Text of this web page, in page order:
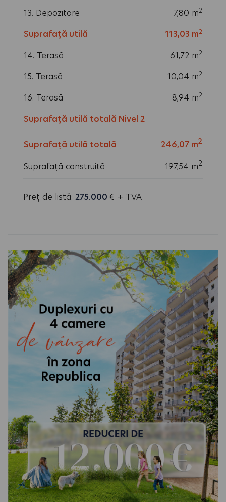
13. Depozitare 7,80 m2
Suprafață utilă 113,03 m2
14. Terasă 61,72 m2
15. Terasă 10,04 m2
16. Terasă 8,94 m2
Suprafață utilă totală Nivel 2
Suprafață utilă totală 246,07 m2
Suprafață construită 197,54 m2
Preț de listă: 275.000 € + TVA